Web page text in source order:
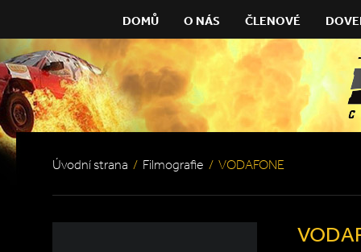
DOMŮ O NÁS ČLENOVÉ
Úvodní strana / Filmografie / VODAFONE